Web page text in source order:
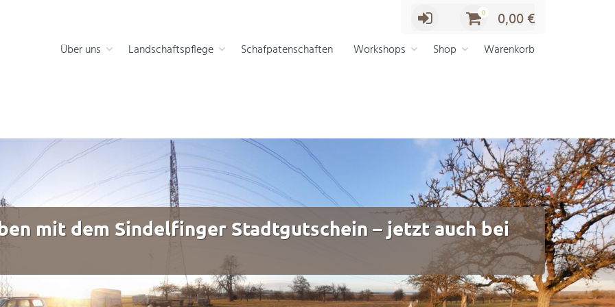
0 0,00 €
Über uns Landschaftspflege Schafpatenschaften Workshops Shop Warenkorb
mit dem Sindelfinger Stadtgutschein – jetzt auch bei